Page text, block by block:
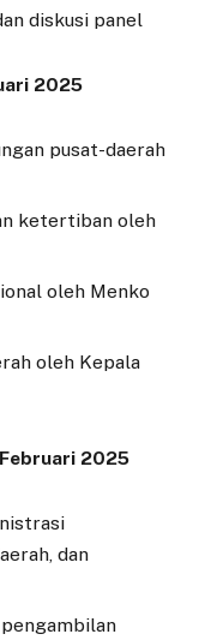
diskusi panel
2025
pusat-daerah
ketertiban oleh
oleh Menko
oleh Kepala
2025
dan